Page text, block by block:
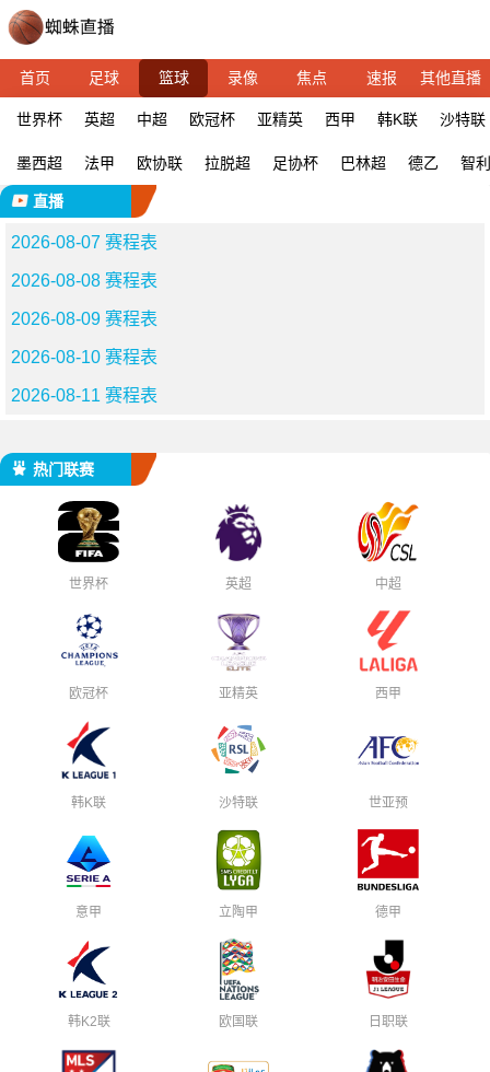
首页 足球 篮球 录像 焦点 速报 其他直播
世界杯 英超 中超 欧冠杯 亚精英 西甲 韩K联 沙特联
墨西超 法甲 欧协联 拉脱超 足协杯 巴林超 德乙 智
直播
2026-08-07 赛程表
2026-08-08 赛程表
2026-08-09 赛程表
2026-08-10 赛程表
2026-08-11 赛程表
热门联赛
世界杯 英超 中超
欧冠杯 亚精英 西甲
韩K联 沙特联 世亚预
意甲 立陶甲 德甲
韩K2联 欧国联 日职联